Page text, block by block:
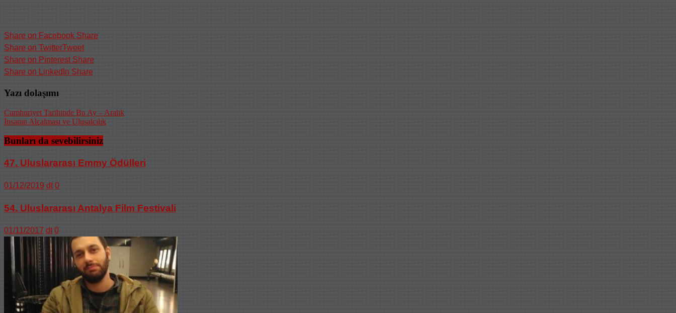
Share on Facebook Share
Share on TwitterTweet
Share on Pinterest Share
Share on LinkedIn Share
Yazı dolaşımı
Cumhuriyet Tarihinde Bu Ay – Aralık
İnsanın Alçalması ve Ulusalcılık
Bunları da sevebilirsiniz
47. Uluslararası Emmy Ödülleri
01/12/2019 dt 0
54. Uluslararası Antalya Film Festivali
01/11/2017 dt 0